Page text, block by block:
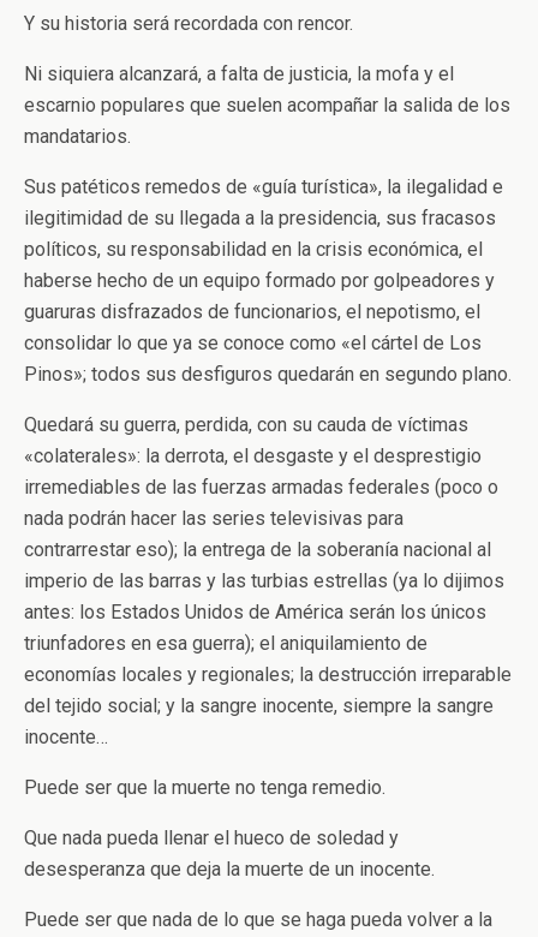
Y su historia será recordada con rencor.
Ni siquiera alcanzará, a falta de justicia, la mofa y el
escarnio populares que suelen acompañar la salida de los
mandatarios.
Sus patéticos remedos de «guía turística», la ilegalidad e
ilegitimidad de su llegada a la presidencia, sus fracasos
políticos, su responsabilidad en la crisis económica, el
haberse hecho de un equipo formado por golpeadores y
guaruras disfrazados de funcionarios, el nepotismo, el
consolidar lo que ya se conoce como «el cártel de Los
Pinos»; todos sus desfiguros quedarán en segundo plano.
Quedará su guerra, perdida, con su cauda de víctimas
«colaterales»: la derrota, el desgaste y el desprestigio
irremediables de las fuerzas armadas federales (poco o
nada podrán hacer las series televisivas para
contrarrestar eso); la entrega de la soberanía nacional al
imperio de las barras y las turbias estrellas (ya lo dijimos
antes: los Estados Unidos de América serán los únicos
triunfadores en esa guerra); el aniquilamiento de
economías locales y regionales; la destrucción irreparable
del tejido social; y la sangre inocente, siempre la sangre
inocente…
Puede ser que la muerte no tenga remedio.
Que nada pueda llenar el hueco de soledad y
desesperanza que deja la muerte de un inocente.
Puede ser que nada de lo que se haga pueda volver a la